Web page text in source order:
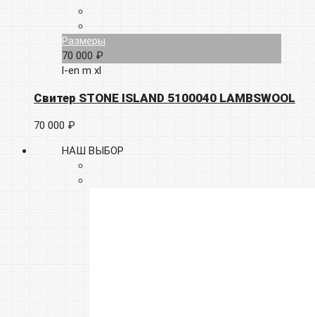
Размеры
70 000 ₽
l-en m xl
Свитер STONE ISLAND 5100040 LAMBSWOOL
70 000 ₽
НАШ ВЫБОР